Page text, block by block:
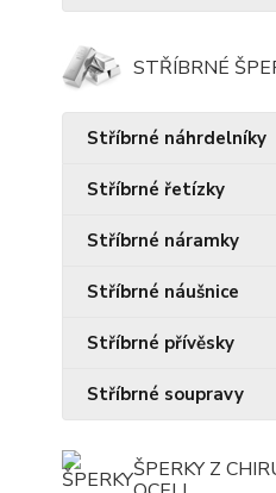
STŘÍBRNÉ
Stříbrné náhrdelníky
Stříbrné řetízky
Stříbrné náramky
Stříbrné náušnice
Stříbrné přívěsky
Stříbrné soupravy
ŠPERKY Z